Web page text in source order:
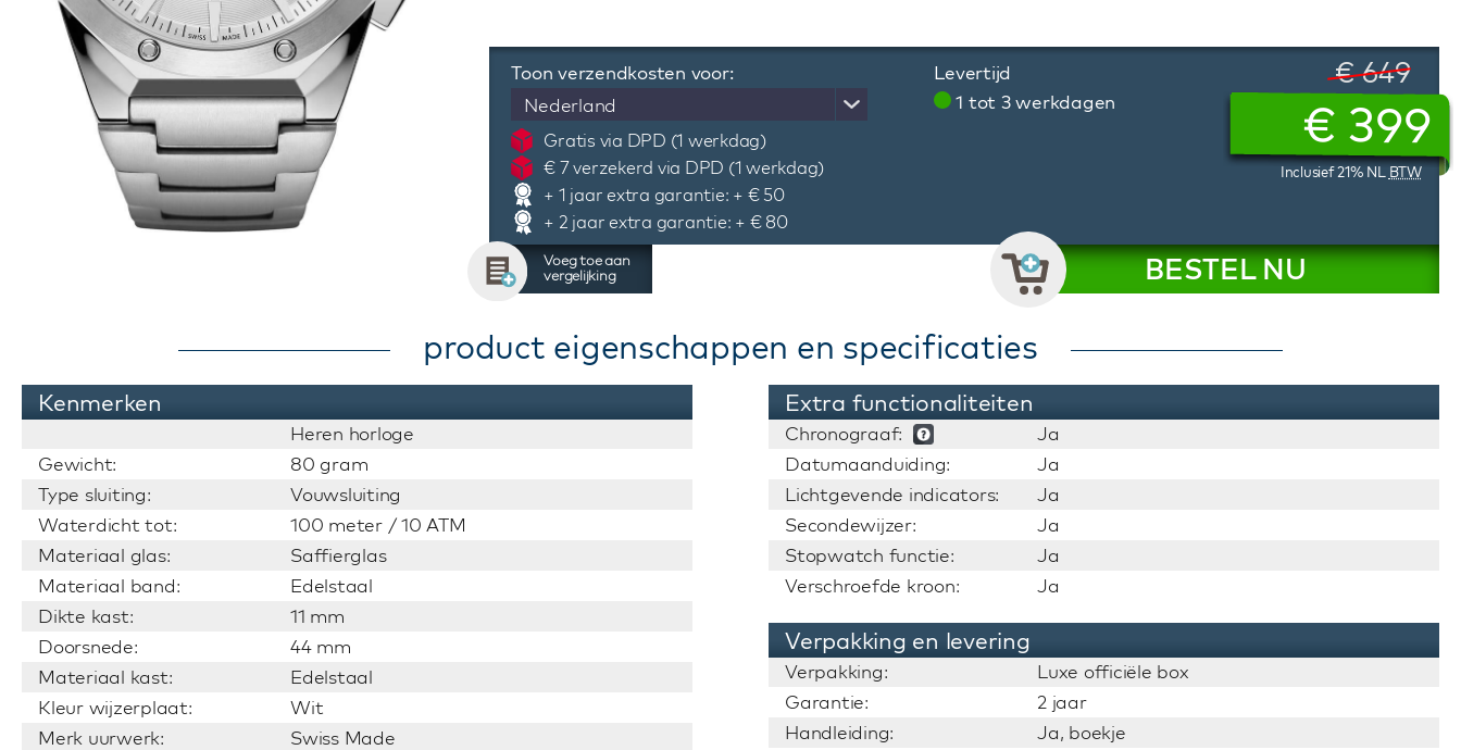
Toon verzendkosten voor:
Nederland
Gratis via DPD (1 werkdag)
€ 7 verzekerd via DPD (1 werkdag)
+ 1 jaar extra garantie: + € 50
+ 2 jaar extra garantie: + € 80
Levertijd
1 tot 3 werkdagen
€ 649
€399
Inclusief 21% NL BTW
Voeg toe aan
vergelijking
BESTEL NU
product eigenschappen en specificaties
Kenmerken
Heren horloge
Gewicht:
80 gram
Type sluiting:
Vouwsluiting
Waterdicht tot:
100 meter / 10 ATM
Materiaal glas:
Saffierglas
Materiaal band:
Edelstaal
Dikte kast:
11 mm
Doorsnede:
44 mm
Materiaal kast:
Edelstaal
Kleur wijzerplaat:
Wit
Merk uurwerk:
Swiss Made
Extra functionaliteiten
Chronograaf:
Ja
Datumaanduiding:
Ja
Lichtgevende indicators:
Ja
Secondewijzer:
Ja
Stopwatch functie:
Ja
Verschroefde kroon:
Ja
Verpakking en levering
Verpakking:
Luxe officiële box
Garantie:
2 jaar
Handleiding:
Ja, boekje